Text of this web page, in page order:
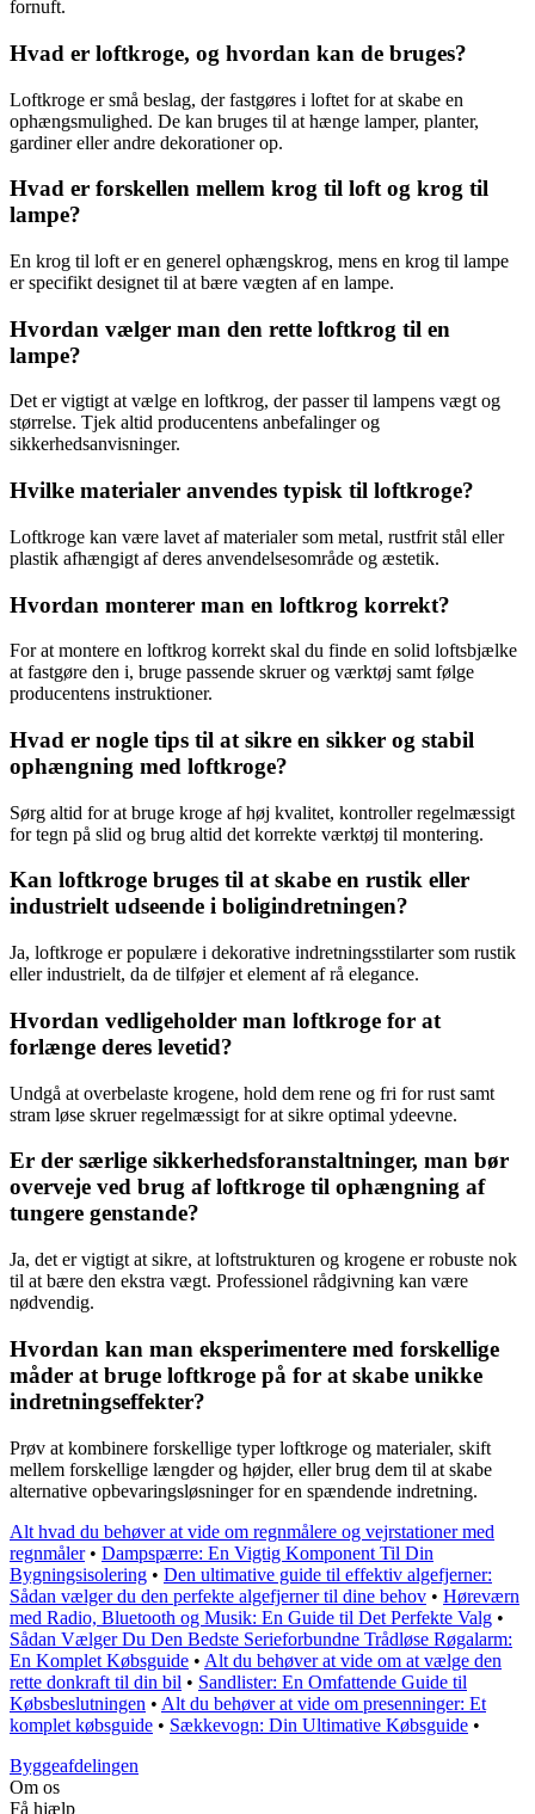
fornuft.
Hvad er loftkroge, og hvordan kan de bruges?
Loftkroge er små beslag, der fastgøres i loftet for at skabe en
ophængsmulighed. De kan bruges til at hænge lamper, planter,
gardiner eller andre dekorationer op.
Hvad er forskellen mellem krog til loft og krog til
lampe?
En krog til loft er en generel ophængskrog, mens en krog til lampe
er specifikt designet til at bære vægten af en lampe.
Hvordan vælger man den rette loftkrog til en
lampe?
Det er vigtigt at vælge en loftkrog, der passer til lampens vægt og
størrelse. Tjek altid producentens anbefalinger og
sikkerhedsanvisninger.
Hvilke materialer anvendes typisk til loftkroge?
Loftkroge kan være lavet af materialer som metal, rustfrit stål eller
plastik afhængigt af deres anvendelsesområde og æstetik.
Hvordan monterer man en loftkrog korrekt?
For at montere en loftkrog korrekt skal du finde en solid loftsbjælke
at fastgøre den i, bruge passende skruer og værktøj samt følge
producentens instruktioner.
Hvad er nogle tips til at sikre en sikker og stabil
ophængning med loftkroge?
Sørg altid for at bruge kroge af høj kvalitet, kontroller regelmæssigt
for tegn på slid og brug altid det korrekte værktøj til montering.
Kan loftkroge bruges til at skabe en rustik eller
industrielt udseende i boligindretningen?
Ja, loftkroge er populære i dekorative indretningsstilarter som rustik
eller industrielt, da de tilføjer et element af rå elegance.
Hvordan vedligeholder man loftkroge for at
forlænge deres levetid?
Undgå at overbelaste krogene, hold dem rene og fri for rust samt
stram løse skruer regelmæssigt for at sikre optimal ydeevne.
Er der særlige sikkerhedsforanstaltninger, man bør
overveje ved brug af loftkroge til ophængning af
tungere genstande?
Ja, det er vigtigt at sikre, at loftstrukturen og krogene er robuste nok
til at bære den ekstra vægt. Professionel rådgivning kan være
nødvendig.
Hvordan kan man eksperimentere med forskellige
måder at bruge loftkroge på for at skabe unikke
indretningseffekter?
Prøv at kombinere forskellige typer loftkroge og materialer, skift
mellem forskellige længder og højder, eller brug dem til at skabe
alternative opbevaringsløsninger for en spændende indretning.
Alt hvad du behøver at vide om regnmålere og vejrstationer med
regnmåler• Dampspærre: En Vigtig Komponent Til Din
Bygningsisolering • Den ultimative guide til effektiv algefjerner:
Sådan vælger du den perfekte algefjerner til dine behov • Høreværn
med Radio, Bluetooth og Musik: En Guide til Det Perfekte Valg •
Sådan Vælger Du Den Bedste Serieforbundne Trådløse Røgalarm:
En Komplet Købsguide • Alt du behøver at vide om at vælge den
rette donkraft til din bil • Sandlister: En Omfattende Guide til
Købsbeslutningen • Alt du behøver at vide om presenninger: Et
komplet købsguide • Sækkevogn: Din Ultimative Købsguide •
Byggeafdelingen
Om os
Få hjælp